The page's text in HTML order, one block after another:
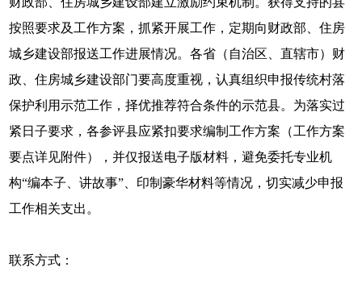
按照要求及工作方案，抓紧开展工作，定期向财政部、住房
城乡建设部报送工作进展情况。各省（自治区、直辖市）财
政、住房城乡建设部门要高度重视，认真组织申报传统村落
保护利用示范工作，择优推荐符合条件的示范县。为落实过
紧日子要求，各参评县应紧扣要求编制工作方案（工作方案
要点详见附件），并仅报送电子版材料，避免委托专业机
构“编本子、讲故事”、印制豪华材料等情况，切实减少申报
工作相关支出。
联系方式：